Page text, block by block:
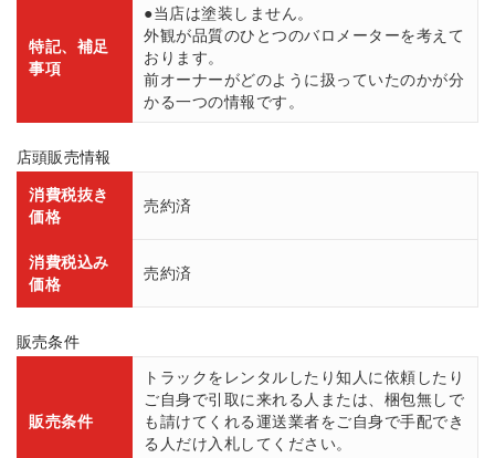
特記、補足
事項
●当店は塗装しません。
外観が品質のひとつのバロメーターを考えて
おります。
前オーナーがどのように扱っていたのかが分
かる一つの情報です。
店頭販売情報
消費税抜き
価格
売約済
消費税込み
価格
売約済
販売条件
販売条件
トラックをレンタルしたり知人に依頼したり
ご自身で引取に来れる人または、梱包無しで
も請けてくれる運送業者をご自身で手配でき
る人だけ入札してください。